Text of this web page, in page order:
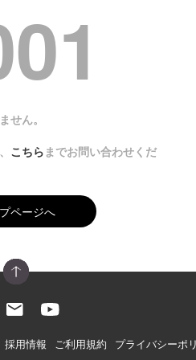
せん。
こちらまでお問い合わせくだ
ページへ
採用情報 ご利用規約 プライバシーポ